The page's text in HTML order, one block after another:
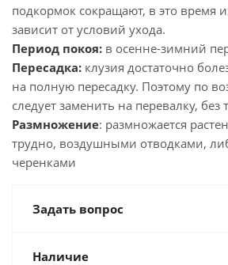
подкормок сокращают, в это время
зависит от условий ухода.
Период покоя: в осенне-зимний
Пересадка: клузия достаточно
на полную пересадку. Поэтому по
следует заменить на перевалку,
Размножение: размножается
трудно, воздушными отводками,
черенками
Задать вопрос
Наличие